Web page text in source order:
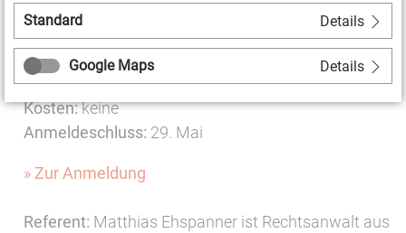
Termin: 3. Juni 2020 (Mittwoch), 11:00 – 12:00 Uhr
Ort:Die Gesprächsrunde findet online statt. Sie
nach der Anmeldung.
Kosten:keine
Anmeldeschluss: 29. Mai
» Zur Anmeldung
Referent: Matthias Ehspanner ist Rechtsanwalt aus
Standard Details
Google Maps Details